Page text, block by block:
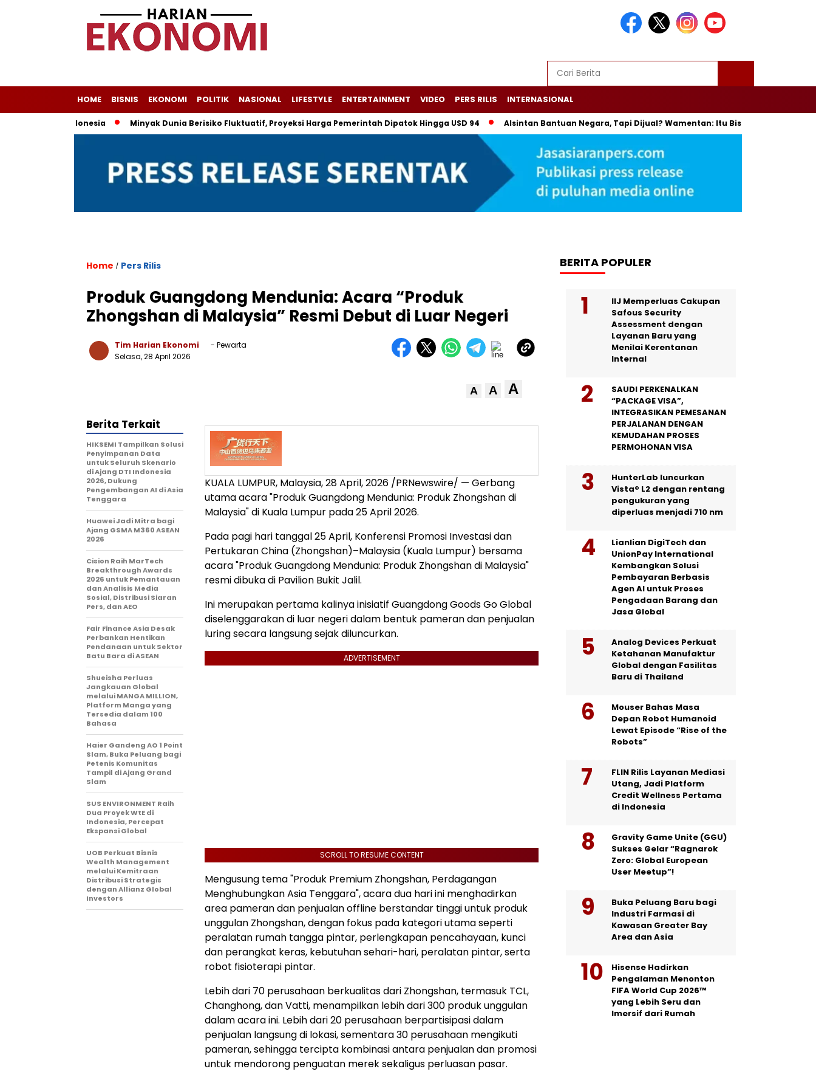
HOME BISNIS EKONOMI POLITIK NASIONAL LIFESTYLE ENTERTAINMENT VIDEO PERS RILIS INTERNASIONAL
Indonesia Minyak Dunia Berisiko Fluktuatif, Proyeksi Harga Pemerintah Dipatok Hingga USD 94 Alsintan Bantuan Negara, Tapi Dijual? Wamentan: Itu Bisa Dipenjara
Home / Pers Rilis
Produk Guangdong Mendunia: Acara “Produk
Zhongshan di Malaysia” Resmi Debut di Luar Negeri
Tim Harian Ekonomi
- Pewarta
Selasa, 28 April 2026
A A A
KUALA LUMPUR, Malaysia,28 April, 2026 /PRNewswire/ — Gerbang
utama acara "Produk Guangdong Mendunia: Produk Zhongshan di
Malaysia" di Kuala Lumpur pada 25 April 2026.
Pada pagi hari tanggal 25 April, Konferensi Promosi Investasi dan
Pertukaran China (Zhongshan)–Malaysia (Kuala Lumpur) bersama
acara "Produk Guangdong Mendunia: Produk Zhongshan di Malaysia"
resmi dibuka di Pavilion Bukit Jalil.
Ini merupakan pertama kalinya inisiatif Guangdong Goods Go Global
diselenggarakan di luar negeri dalam bentuk pameran dan penjualan
luring secara langsung sejak diluncurkan.
ADVERTISEMENT
SCROLL TO RESUME CONTENT
Mengusung tema "Produk Premium Zhongshan, Perdagangan
Menghubungkan Asia Tenggara", acara dua hari ini menghadirkan
area pameran dan penjualan offline berstandar tinggi untuk produk
unggulan Zhongshan, dengan fokus pada kategori utama seperti
peralatan rumah tangga pintar, perlengkapan pencahayaan, kunci
dan perangkat keras, kebutuhan sehari-hari, peralatan pintar, serta
robot fisioterapi pintar.
Lebih dari 70 perusahaan berkualitas dari Zhongshan, termasuk TCL,
Changhong, dan Vatti, menampilkan lebih dari 300 produk unggulan
dalam acara ini. Lebih dari 20 perusahaan berpartisipasi dalam
penjualan langsung di lokasi, sementara 30 perusahaan mengikuti
pameran, sehingga tercipta kombinasi antara penjualan dan promosi
untuk mendorong penguatan merek sekaligus perluasan pasar.
Berita Terkait
HIKSEMI Tampilkan Solusi
Penyimpanan Data
untuk Seluruh Skenario
di Ajang DTI Indonesia
2026, Dukung
Pengembangan AI di Asia
Tenggara
Huawei Jadi Mitra bagi
Ajang GSMA M360 ASEAN
2026
Cision Raih MarTech
Breakthrough Awards
2026 untuk Pemantauan
dan Analisis Media
Sosial, Distribusi Siaran
Pers, dan AEO
Fair Finance Asia Desak
Perbankan Hentikan
Pendanaan untuk Sektor
Batu Bara di ASEAN
Shueisha Perluas
Jangkauan Global
melalui MANGA MILLION,
Platform Manga yang
Tersedia dalam 100
Bahasa
Haier Gandeng AO 1 Point
Slam, Buka Peluang bagi
Petenis Komunitas
Tampil di Ajang Grand
Slam
SUS ENVIRONMENT Raih
Dua Proyek WtE di
Indonesia, Percepat
Ekspansi Global
UOB Perkuat Bisnis
Wealth Management
melalui Kemitraan
Distribusi Strategis
dengan Allianz Global
Investors
BERITA POPULER
IIJ Memperluas Cakupan
Safous Security
Assessment dengan
Layanan Baru yang
Menilai Kerentanan
Internal
SAUDI PERKENALKAN
“PACKAGE VISA”,
INTEGRASIKAN PEMESANAN
PERJALANAN DENGAN
KEMUDAHAN PROSES
PERMOHONAN VISA
HunterLab luncurkan
Vista® L2 dengan rentang
pengukuran yang
diperluas menjadi 710 nm
Lianlian DigiTech dan
UnionPay International
Kembangkan Solusi
Pembayaran Berbasis
Agen AI untuk Proses
Pengadaan Barang dan
Jasa Global
Analog Devices Perkuat
Ketahanan Manufaktur
Global dengan Fasilitas
Baru di Thailand
Mouser Bahas Masa
Depan Robot Humanoid
Lewat Episode “Rise of the
Robots”
FLIN Rilis Layanan Mediasi
Utang, Jadi Platform
Credit Wellness Pertama
di Indonesia
Gravity Game Unite (GGU)
Sukses Gelar “Ragnarok
Zero: Global European
User Meetup”!
Buka Peluang Baru bagi
Industri Farmasi di
Kawasan Greater Bay
Area dan Asia
Hisense Hadirkan
Pengalaman Menonton
FIFA World Cup 2026™
yang Lebih Seru dan
Imersif dari Rumah